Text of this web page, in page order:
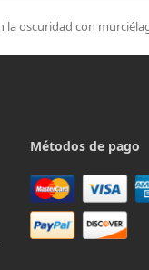
la oscuridad con
Métodos de pago